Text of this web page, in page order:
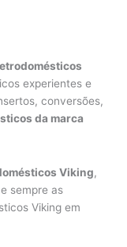
experientes e
conversões,
da marca
Viking,
sempre as
Viking em